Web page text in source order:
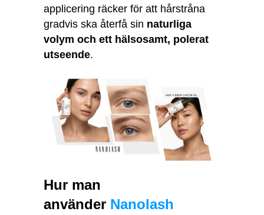
applicering räcker för att hårstråna
gradvis ska återfå sin naturliga
volym och ett hälsosamt, polerat
utseende.
Hur man
använder Nanolash